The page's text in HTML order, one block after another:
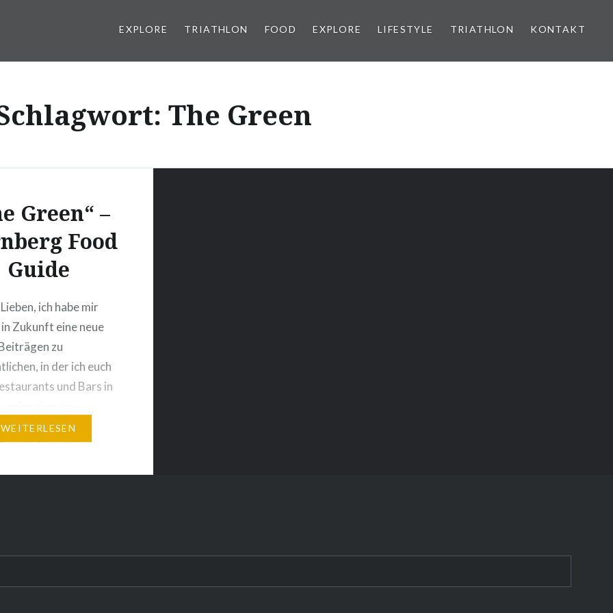
EXPLORE TRIATHLON FOOD EXPLORE LIFESTYLE TRIATHLON KONTAKT
The Green
Green“ –
Food
Guide
ich habe mir
Zukunft eine neue
zu
in der ich euch
und Bars in
zeige. Es gab
Beitrag über
WEITERLESEN